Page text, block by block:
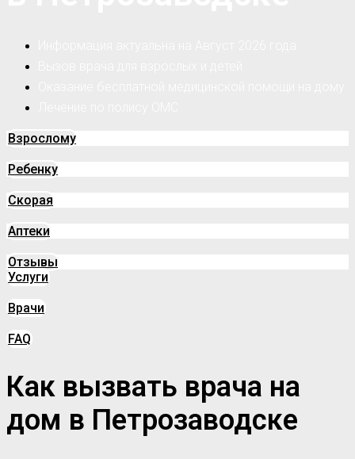
Взрослому
Ребенку
Скорая
Аптеки
Отзывы
Услуги
Врачи
FAQ
Как вызвать врача на
дом в Петрозаводске